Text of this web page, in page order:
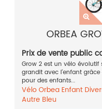
ORBEA
Prix de vente public
Grow 2 est un vélo
grandit avec l'enfant grâce
pour des enfants...
VéloOrbea Enfant
Autre Bleu